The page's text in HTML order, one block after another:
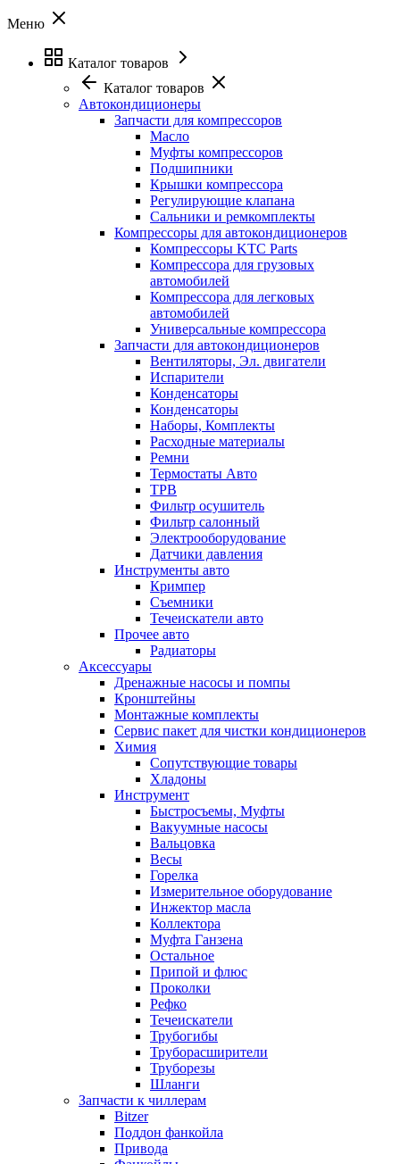
Меню
Каталог товаров
Каталог товаров
Автокондиционеры
Запчасти для компрессоров
Масло
Муфты компрессоров
Подшипники
Крышки компрессора
Регулирующие клапана
Сальники и ремкомплекты
Компрессоры для автокондиционеров
Компрессоры KTC Parts
Компрессора для грузовых
автомобилей
Компрессора для легковых
автомобилей
Универсальные компрессора
Запчасти для автокондиционеров
Вентиляторы, Эл. двигатели
Испарители
Конденсаторы
Конденсаторы
Наборы, Комплекты
Расходные материалы
Ремни
Термостаты Авто
ТРВ
Фильтр осушитель
Фильтр салонный
Электрооборудование
Датчики давления
Инструменты авто
Кримпер
Съемники
Течеискатели авто
Прочее авто
Радиаторы
Аксессуары
Дренажные насосы и помпы
Кронштейны
Монтажные комплекты
Сервис пакет для чистки кондиционеров
Химия
Сопутствующие товары
Хладоны
Инструмент
Быстросъемы, Муфты
Вакуумные насосы
Вальцовка
Весы
Горелка
Измерительное оборудование
Инжектор масла
Коллектора
Муфта Ганзена
Остальное
Припой и флюс
Проколки
Рефко
Течеискатели
Трубогибы
Труборасширители
Труборезы
Шланги
Запчасти к чиллерам
Bitzer
Поддон фанкойла
Привода